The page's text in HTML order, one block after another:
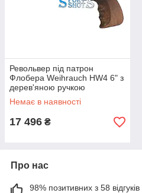
Револьвер під патрон
Флобера Weihrauch HW4 6" з
дерев'яною ручкою
Немає в наявності
17 496 ₴
Про нас
98% позитивних з 58 відгуків